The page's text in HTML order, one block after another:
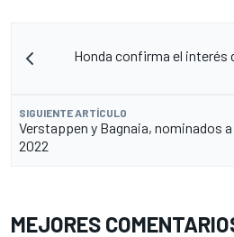
Honda confirma el interés
SIGUIENTE ARTÍCULO
Verstappen y Bagnaia, nominados
2022
MEJORES